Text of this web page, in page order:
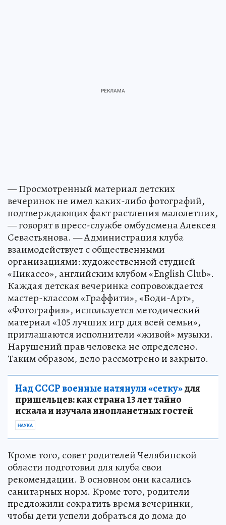
— Просмотренный материал детских
вечеринок не имел каких-либо фотографий,
подтверждающих факт растления малолетних,
— говорят в пресс-службе омбудсмена Алексея
Севастьянова. — Администрация клуба
взаимодействует с общественными
организациями: художественной студией
«Пикассо», английским клубом «English Club».
Каждая детская вечеринка сопровождается
мастер-классом «Граффити», «Боди-Арт»,
«Фотография», используется методический
материал «105 лучших игр для всей семьи»,
приглашаются исполнители «живой» музыки.
Нарушений прав человека не определено.
Таким образом, дело рассмотрено и закрыто.
Над СССР военные натянули «сетку»для
пришельцев: как страна 13 лет тайно
искала и изучала инопланетных гостей
НАУКА
Кроме того, совет родителей Челябинской
области подготовил для клуба свои
рекомендации. В основном они касались
санитарных норм. Кроме того, родители
предложили сократить время вечеринки,
чтобы дети успели добраться до дома до